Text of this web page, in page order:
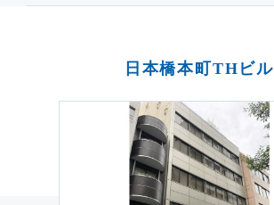
日本橋本町THビル